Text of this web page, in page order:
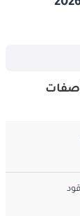
2.4 تي المواصفات